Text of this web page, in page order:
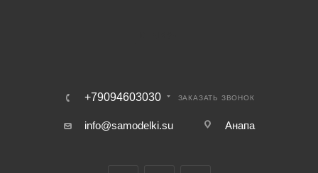
+79094603030 ЗАКАЗАТЬ ЗВОНОК
info@samodelki.su Анапа